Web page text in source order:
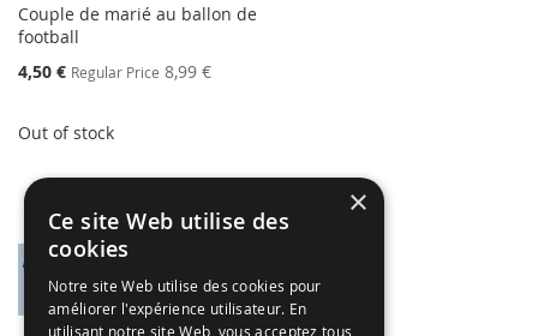
Couple de marié au ballon de
football
Special
4,50 € Regular Price 8,99 €
Out of stock
×
Ce site Web utilise des
cookies
Notre site Web utilise des cookies pour
améliorer l'expérience utilisateur. En
utilisant notre site Web, vous acceptez tous